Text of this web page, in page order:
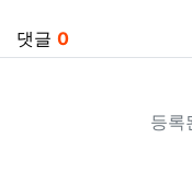
댓글 0
등록